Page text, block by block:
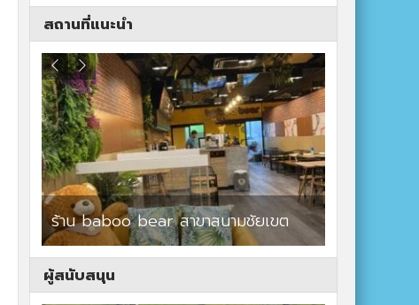
สถานที่แนะนำ
ร้าน baboo bear สาขาสนามชัยเขต
ผู้สนับสนุน